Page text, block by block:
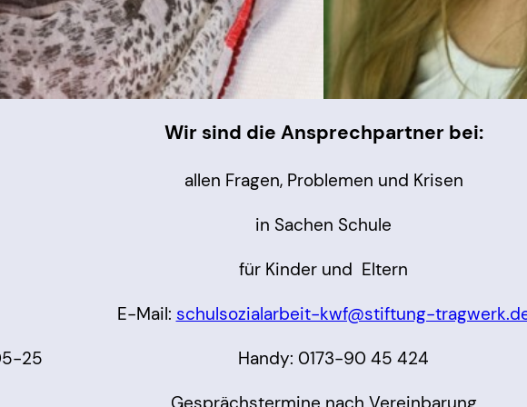
Wir sind die Ansprechpartner bei:
allen Fragen, Problemen und Krisen
in Sachen Schule
für Kinder und Eltern
E-Mail: schulsozialarbeit-kwf@stiftung-
92005-25 Handy: 0173-90 45 424